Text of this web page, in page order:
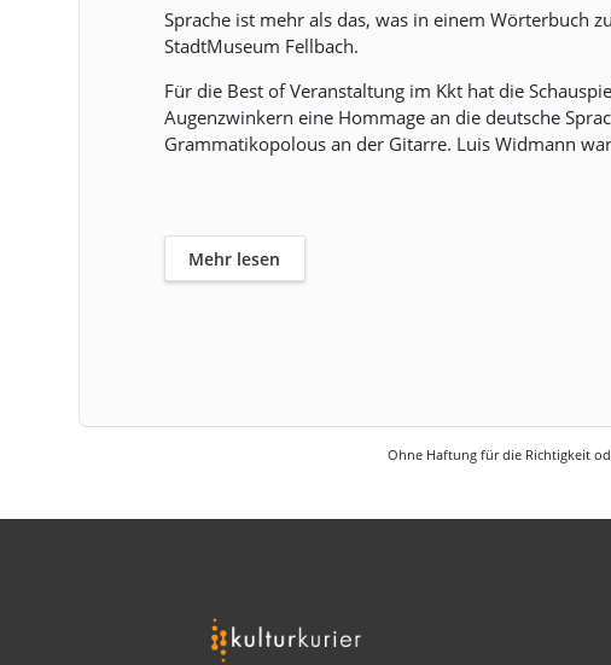
Sprache ist mehr als das, was in einem Wörterbuch
StadtMuseum Fellbach.
Für die Best of Veranstaltung im Kkt hat die
Augenzwinkern eine Hommage an die deutsche
Grammatikopolous an der Gitarre. Luis Widmann
Mehr lesen
Ohne Haftung für die Richtigkeit